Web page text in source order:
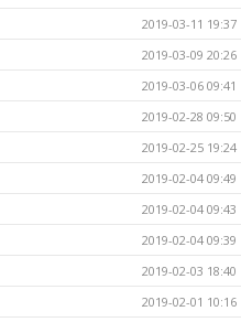
2019-03-11 19:37
2019-03-09 20:26
2019-03-06 09:41
2019-02-28 09:50
2019-02-25 19:24
2019-02-04 09:49
2019-02-04 09:43
2019-02-04 09:39
2019-02-03 18:40
2019-02-01 10:16